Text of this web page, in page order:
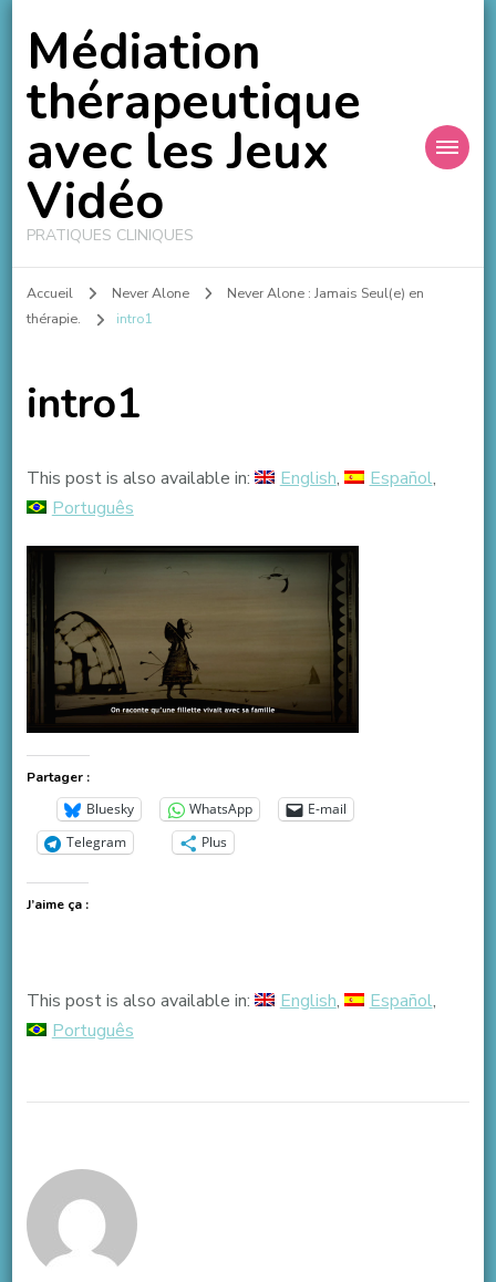
Médiation
thérapeutique
avec les Jeux
Vidéo
PRATIQUES CLINIQUES
Accueil Never Alone
Never Alone : Jamais Seul(e) en
thérapie.
intro1
intro1
This post is also available in: English
Español
Português
Partager :
Bluesky WhatsApp
E-mail
Telegram
Plus
J’aime ça :
This post is also available in: English
Español
Português